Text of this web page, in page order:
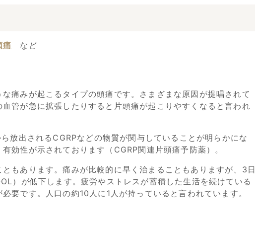
痛 など
痛みが起こるタイプの頭痛です。さまざまな原因が提唱されて
管が急に拡張したりすると片頭痛が起こりやすくなると言われ
放出されるCGRPなどの物質が関与していることが明らかにな
効性が示されております（CGRP関連片頭痛予防薬）。
もあります。痛みが比較的に早く治まることもありますが、3日
）が低下します。疲労やストレスが蓄積した生活を続けている
要です。人口の約10人に1人が持っていると言われています。